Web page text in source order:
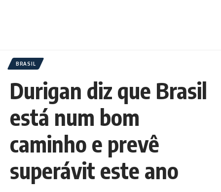
BRASIL
Durigan diz que Brasil
está num bom
caminho e prevê
superávit este ano